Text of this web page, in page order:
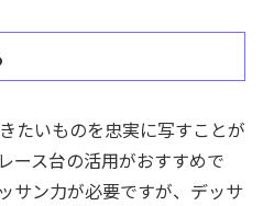
たいものを忠実に写すことが
ース台の活用がおすすめで
サン力が必要ですが、デッサ